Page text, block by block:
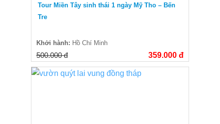
Tour Miền Tây sinh thái 1 ngày Mỹ Tho – Bến
Tre
Khởi hành: Hồ Chí Minh
500.000 đ 359.000 đ